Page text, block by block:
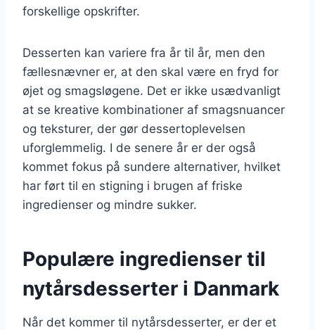
forskellige opskrifter.
Desserten kan variere fra år til år, men den
fællesnævner er, at den skal være en fryd for
øjet og smagsløgene. Det er ikke usædvanligt
at se kreative kombinationer af smagsnuancer
og teksturer, der gør dessertoplevelsen
uforglemmelig. I de senere år er der også
kommet fokus på sundere alternativer, hvilket
har ført til en stigning i brugen af friske
ingredienser og mindre sukker.
Populære ingredienser til
nytårsdesserter i Danmark
Når det kommer til nytårsdesserter, er der et